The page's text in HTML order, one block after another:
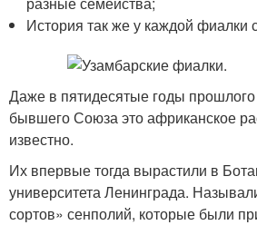
История так же у каждой фиалки
Даже в пятидесятые годы прошлого
бывшего Союза это африканское
известно.
Их впервые тогда вырастили в
университета Ленинграда.
сортов» сенполий, которые были